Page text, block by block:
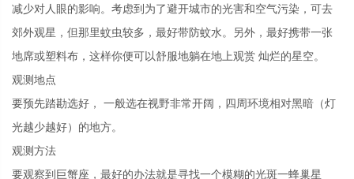
减少对人眼的影响。考虑到为了避开城市的光害和空气污染，可去
郊外观星，但那里蚊虫较多，最好带防蚊水。另外，最好携带一张
地席或塑料布，这样你便可以舒服地躺在地上观赏 灿烂的星空。
观测地点
要预先踏勘选好， 一般选在视野非常开阔，四周环境相对黑暗（灯
光越少越好）的地方。
观测方法
要观察到巨蟹座，最好的办法就是寻找一个模糊的光斑一蜂巢星